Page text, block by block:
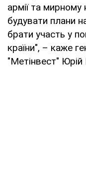
армії та
будувати плани
брати участь у
країни", – каже
"Метінвест"